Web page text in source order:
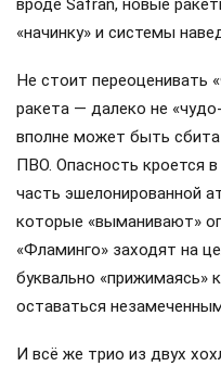
вроде Safran, новые
«начинку» и системы
Не стоит переоценивать
ракета — далеко не
вполне может быть
ПВО. Опасность кроется в
часть эшелонированной
которые «выманивают»
«Фламинго» заходят на
буквально «прижимаясь»
оставаться
И всё же трио из двух